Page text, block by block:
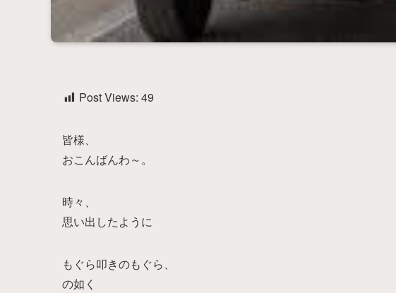
Post Views: 49
皆様、
おこんばんわ～。
時々、
思い出したように
もぐら叩きのもぐら、
の如く